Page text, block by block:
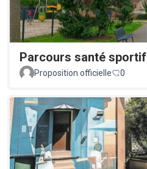
Parcours santé sportif
Proposition officielle
0